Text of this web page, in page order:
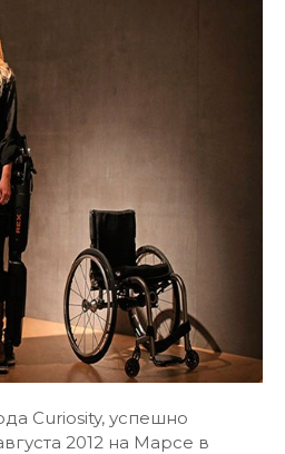
Curiosity, успешно
2012 на Марсе в